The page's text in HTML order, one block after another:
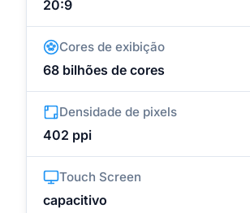
20:9
Cores de exibição
68 bilhões de cores
Densidade de pixels
402 ppi
Touch Screen
capacitivo